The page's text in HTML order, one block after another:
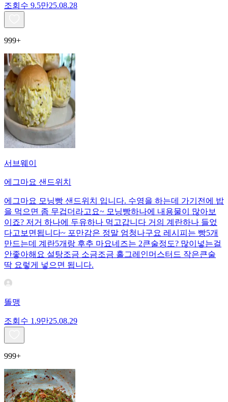
조회수 9.5만25.08.28
999+
서브웨이
에그마요 샌드위치
에그마요 모닝빵 샌드위치 입니다. 수영을 하는데 가기전에 밥
을 먹으면 좀 무겁더라고요~ 모닝빵하나에 내용물이 많아보
이죠? 저거 하나에 두유하나 먹고갑니다 거의 계란하나 들었
다고보면됩니다~ 포만감은 정말 엄청나구요 레시피는 빵5개
만드는데 계란5개랑 후추 마요네즈는 2큰술정도? 많이넣는걸
안좋아해요 설탕조금 소금조금 홀그레인머스터드 작은큰술
딱 요렇게 넣으면 됩니다.
똘맹
조회수 1.9만25.08.29
999+